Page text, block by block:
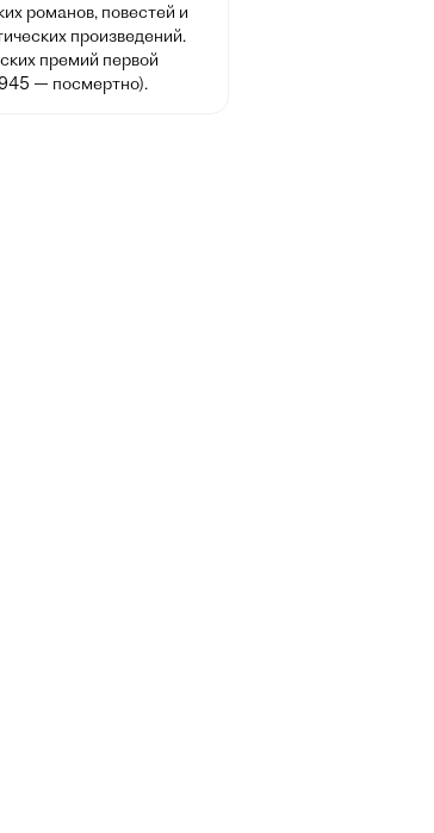
романов, повестей и
произведений.
премий первой
— посмертно).